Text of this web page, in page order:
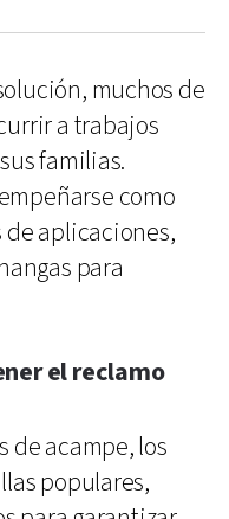
muchos de
a trabajos
familias.
como
aplicaciones,
para
el reclamo
de acampe, los
populares,